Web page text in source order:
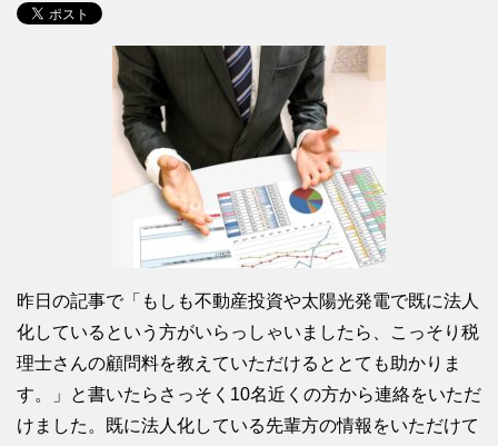
昨日の記事で「もしも不動産投資や太陽光発電で既に法人
化しているという方がいらっしゃいましたら、こっそり税
理士さんの顧問料を教えていただけるととても助かりま
す。」と書いたらさっそく10名近くの方から連絡をいただ
けました。既に法人化している先輩方の情報をいただけて